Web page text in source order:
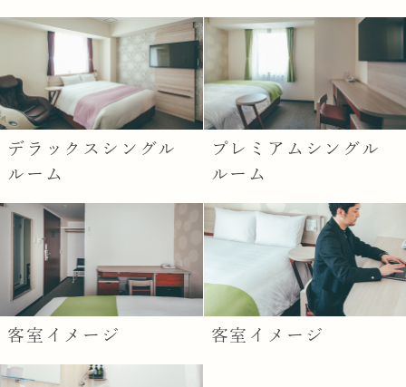
デラックスシングル
ルーム
プレミアムシングル
ルーム
客室イメージ 客室イメージ